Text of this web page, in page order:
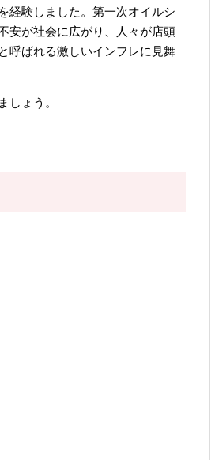
経験しました。第一次オイルシ
安が社会に広がり、人々が店頭
呼ばれる激しいインフレに見舞
しょう。